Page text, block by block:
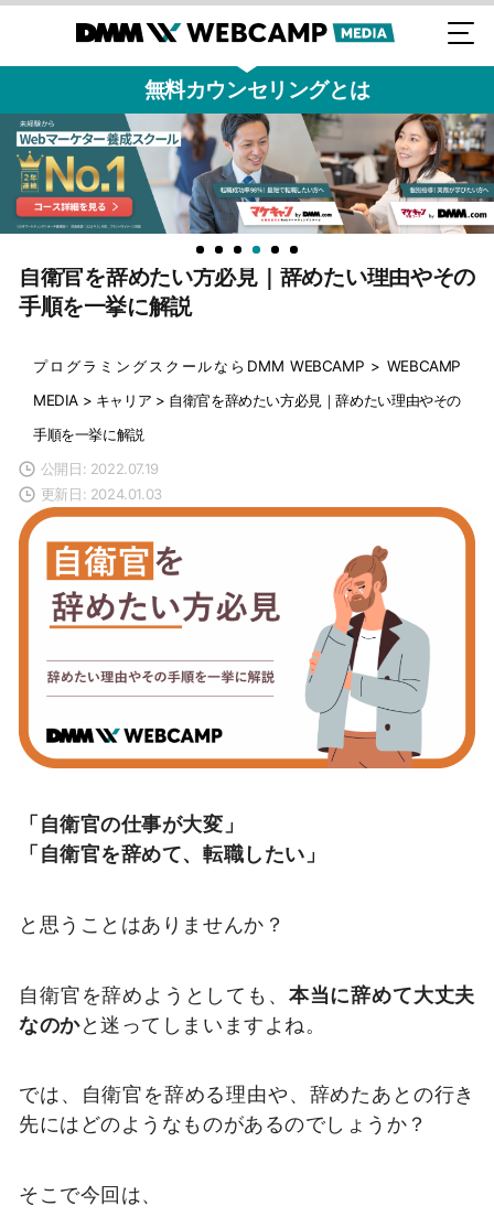
無料カウンセリングとは
自衛官を辞めたい方必見｜辞めたい理由やその
手順を一挙に解説
プログラミングスクールならDMM WEBCAMP > WEBCAMP
MEDIA > キャリア > 自衛官を辞めたい方必見｜辞めたい理由やその
手順を一挙に解説
公開日: 2022.07.19
更新日: 2024.01.03
「自衛官の仕事が大変」
「自衛官を辞めて、転職したい」
と思うことはありませんか？
自衛官を辞めようとしても、 本当に辞めて大丈夫
なのかと迷ってしまいますよね。
では、自衛官を辞める理由や、辞めたあとの行き
先にはどのようなものがあるのでしょうか？
そこで今回は、